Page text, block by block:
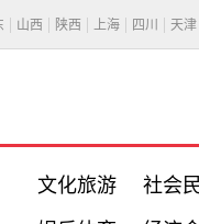
山西 陕西 上海 四川 天津
文化旅游 社会